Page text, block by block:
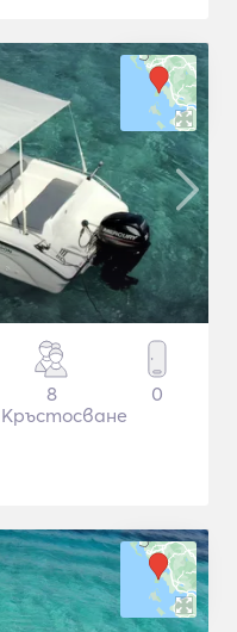
8
Кръстосване
0